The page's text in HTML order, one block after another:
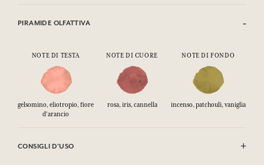
PIRAMIDE OLFATTIVA
NOTE DI TESTA NOTE DI CUORE NOTE DI FONDO
gelsomino, eliotropio, fiore
d'arancio
rosa, iris, cannella incenso, patchouli, vaniglia
CONSIGLI D'USO